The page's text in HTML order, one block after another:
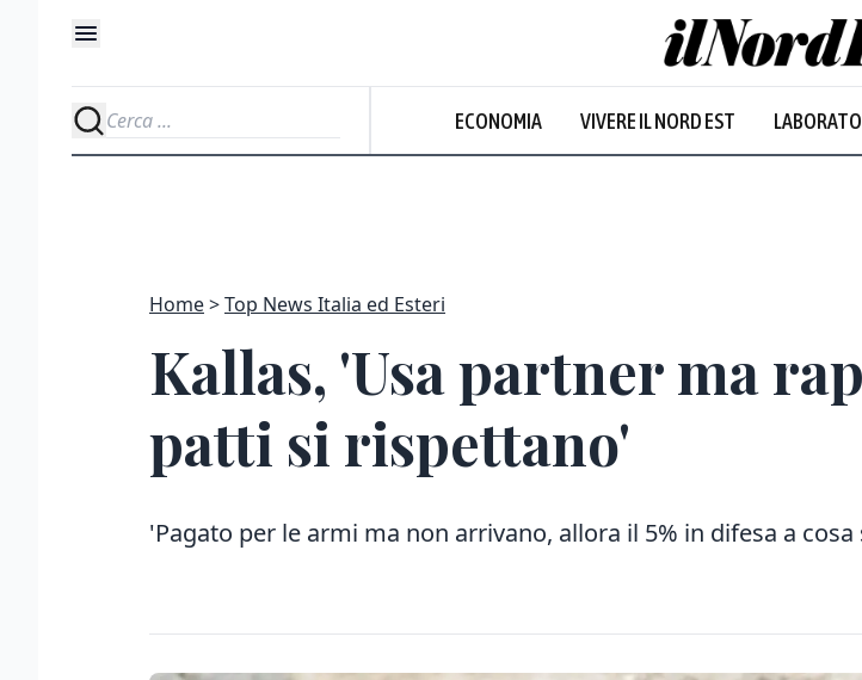
ECONOMIA VIVERE IL NORD EST
Home Top News Italia ed Esteri
Kallas, 'Usa partner ma
patti si rispettano'
'Pagato per le armi ma non arrivano, allora il 5% in difesa a cosa